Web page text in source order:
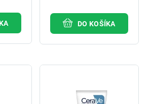
DO KOŠÍKA